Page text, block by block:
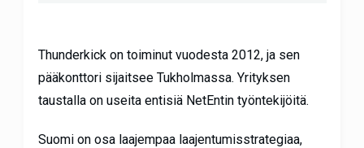
Thunderkick on toiminut vuodesta 2012, ja sen
pääkonttori sijaitsee Tukholmassa. Yrityksen
taustalla on useita entisiä NetEntin työntekijöitä.
Suomi on osa laajempaa laajentumisstrategiaa,